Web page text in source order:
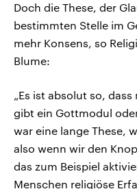
Doch die These, der
bestimmten Stelle im
mehr Konsens, so
Blume:
„Es ist absolut so,
gibt ein Gottmodul
war eine lange These,
also wenn wir den
das zum Beispiel
Menschen religiöse